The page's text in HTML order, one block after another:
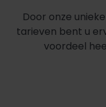
Door onze
tarieven bent u
voordeel